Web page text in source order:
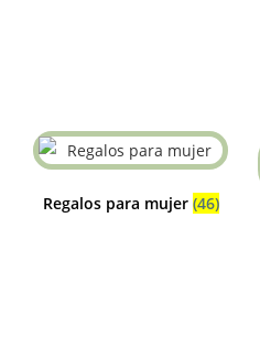
Regalos para mujer (46)